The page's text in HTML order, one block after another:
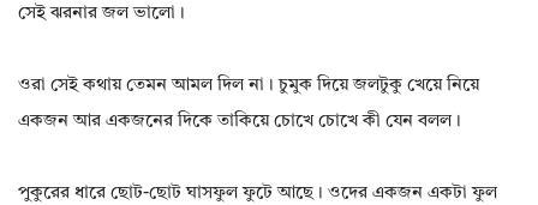
সেই ঝরনার জল ভালো।
ওরা সেই কথায় তেমন আমল দিল না। চুমুক দিয়ে জলটুকু খেয়ে নিয়ে
একজন আর একজনের দিকে তাকিয়ে চোখে চোখে কী যেন বলল।
পুকুরের ধারে ছোট-ছোট ঘাসফুল ফুটে আছে। ওদের একজন একটা ফুল